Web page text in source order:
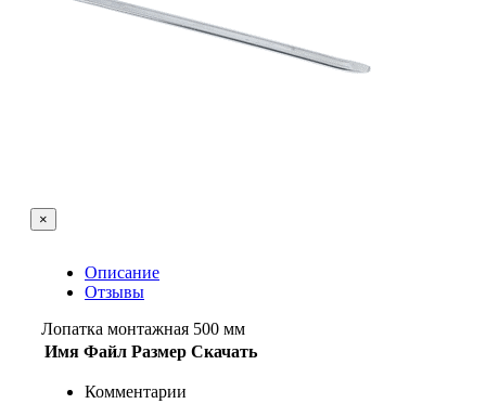
×
Описание
Отзывы
Лопатка монтажная 500 мм
Имя Файл Размер Скачать
Комментарии